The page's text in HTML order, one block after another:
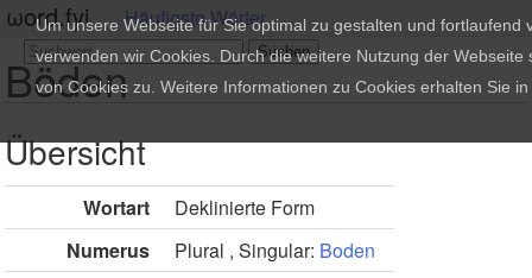
ωord.fyi Häufigste Wörter
Böden
Übersicht
Wortart
Deklinierte Form
Numerus
Plural , Singular: Boden
Um unsere Webseite für Sie optimal zu gestalten und fortlaufend
verwenden wir Cookies. Durch die weitere Nutzung der Webseite
von Cookies zu. Weitere Informationen zu Cookies erhalten Sie